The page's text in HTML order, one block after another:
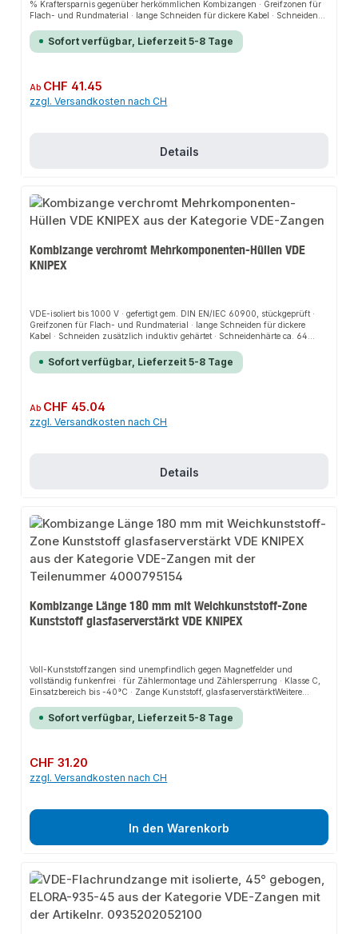
% Kraftersparnis gegenüber herkömmlichen Kombizangen · Greifzonen für
Flach- und Rundmaterial · lange Schneiden für dickere Kabel · Schneiden
Sondergüte, geschmiedet, mehrstufig ölgehärtetZange verchromtVDE-isoliert
bis 1000 V · gefertigt gem. DIN EN/IEC 60900, stückgeprüft · 35 %
zusätzlich gehärtet, Schneidenhärte ca. 63 HRC · Spezial-Werkzeugstahl in
Sondergüte, geschmiedet, mehrstufig ölgehärtet Zange verchromt
Sofort verfügbar, Lieferzeit 5-8 Tage
Regulärer Preis:
Ab CHF 41.45
zzgl. Versandkosten nach CH
Details
Kombizange verchromt Mehrkomponenten-Hüllen VDE
KNIPEX
VDE-isoliert bis 1000 V · gefertigt gem. DIN EN/IEC 60900, stückgeprüft ·
Greifzonen für Flach- und Rundmaterial · lange Schneiden für dickere
Kabel · Schneiden zusätzlich induktiv gehärtet · Schneidenhärte ca. 64
ölgehärtetZange verchromtVDE-isoliert bis 1000 V · gefertigt gem. DIN
EN/IEC 60900, stückgeprüft · Greifzonen für Flach- und Rundmaterial ·
geschmiedet · mehrstufig ölgehärtet Zange verchromt
Sofort verfügbar, Lieferzeit 5-8 Tage
Regulärer Preis:
Ab CHF 45.04
zzgl. Versandkosten nach CH
Details
Kombizange Länge 180 mm mit Weichkunststoff-Zone
Kunststoff glasfaserverstärkt VDE KNIPEX
Voll-Kunststoffzangen sind unempfindlich gegen Magnetfelder und
vollständig funkenfrei · für Zählermontage und Zählersperrung · Klasse C,
Einsatzbereich bis -40°C · Zange Kunststoff, glasfaserverstärktWeitere
Sofort verfügbar, Lieferzeit 5-8 Tage
Regulärer Preis:
CHF 31.20
zzgl. Versandkosten nach CH
In den Warenkorb